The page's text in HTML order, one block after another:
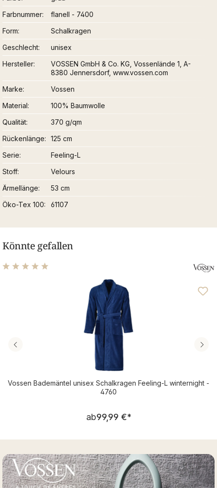
Farbnummer
flanell - 7400
Form
Schalkragen
Geschlecht
unisex
Hersteller
VOSSEN GmbH & Co. KG, Vossenlände 1, A-
8380 Jennersdorf, www.vossen.com
Marke
Vossen
Material
100% Baumwolle
Qualität
370 g/qm
Rückenlänge
125 cm
Serie
Feeling-L
Stoff
Velours
Ärmellänge
53 cm
Öko-Tex 100
61107
Könnte gefallen
Durchschnittliche Bewertung von 5 von 5 Sternen
Vossen Bademäntel unisex Schalkragen Feeling-L winternight -
4760
Regulärer Preis:
ab99,99 €*